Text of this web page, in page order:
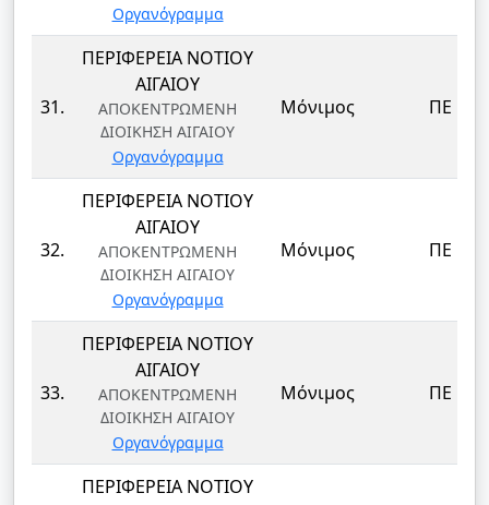
Οργανόγραμμα
31.
ΠΕΡΙΦΕΡΕΙΑ ΝΟΤΙΟΥ
ΑΙΓΑΙΟΥ
ΑΠΟΚΕΝΤΡΩΜΕΝΗ
ΔΙΟΙΚΗΣΗ ΑΙΓΑΙΟΥ
Οργανόγραμμα
Μόνιμος ΠΕ
32.
ΠΕΡΙΦΕΡΕΙΑ ΝΟΤΙΟΥ
ΑΙΓΑΙΟΥ
ΑΠΟΚΕΝΤΡΩΜΕΝΗ
ΔΙΟΙΚΗΣΗ ΑΙΓΑΙΟΥ
Οργανόγραμμα
Μόνιμος ΠΕ
33.
ΠΕΡΙΦΕΡΕΙΑ ΝΟΤΙΟΥ
ΑΙΓΑΙΟΥ
ΑΠΟΚΕΝΤΡΩΜΕΝΗ
ΔΙΟΙΚΗΣΗ ΑΙΓΑΙΟΥ
Οργανόγραμμα
Μόνιμος ΠΕ
ΠΕΡΙΦΕΡΕΙΑ ΝΟΤΙΟΥ